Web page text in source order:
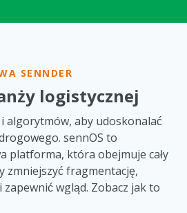
SENNDER
logistycznej
algorytmów, aby udoskonalać
sennOS to
platforma, która obejmuje cały
zmniejszyć fragmentację,
zapewnić wgląd. Zobacz jak to